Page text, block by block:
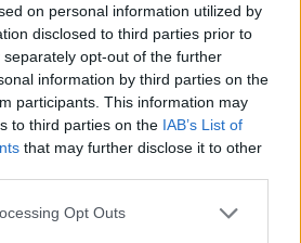
on personal information utilized by
disclosed to third parties prior to
opt-out of the further
information by third parties on the
participants. This information may
to third parties on the IAB’s List of
that may further disclose it to other
Opt Outs
ακούσουμε τις
υπάρχουν σε παγκόσμιο
καρκίνο μαστού από
της παγκόσμιας
Alliance, στην οποία οι
είναι μέλη. Ο καρκίνος
είναι ιάσιμος, είναι, όμως,
στόχοι της θεραπείας είναι η